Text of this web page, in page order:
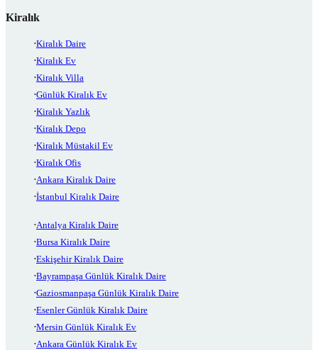
Kiralık
Kiralık Daire
Kiralık Ev
Kiralık Villa
Günlük Kiralık Ev
Kiralık Yazlık
Kiralık Depo
Kiralık Müstakil Ev
Kiralık Ofis
Ankara Kiralık Daire
İstanbul Kiralık Daire
Antalya Kiralık Daire
Bursa Kiralık Daire
Eskişehir Kiralık Daire
Bayrampaşa Günlük Kiralık Daire
Gaziosmanpaşa Günlük Kiralık Daire
Esenler Günlük Kiralık Daire
Mersin Günlük Kiralık Ev
Ankara Günlük Kiralık Ev